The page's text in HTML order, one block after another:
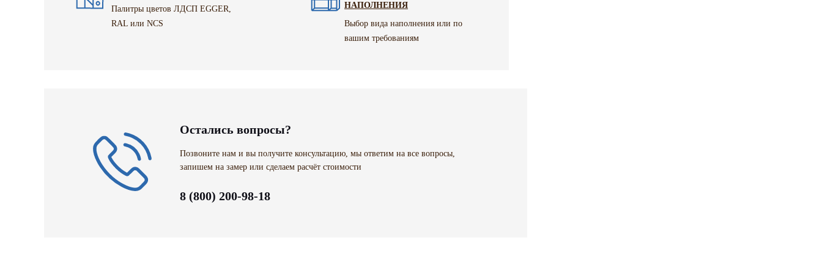
Палитры цветов ЛДСП EGGER,
RAL или NCS
НАПОЛНЕНИЯ
Выбор вида наполнения или по
вашим требованиям
Остались вопросы?
Позвоните нам и вы получите консультацию, мы ответим на все вопросы,
запишем на замер или сделаем расчёт стоимости
8 (800) 200-98-18